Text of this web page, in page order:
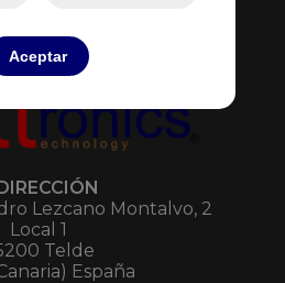
Aceptar
Lezcano Montalvo, 2
Local 1
Telde
España